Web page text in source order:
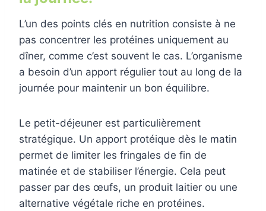
L’un des points clés en nutrition consiste à ne
pas concentrer les protéines uniquement au
dîner, comme c’est souvent le cas. L’organisme
a besoin d’un apport régulier tout au long de la
journée pour maintenir un bon équilibre.
Le petit-déjeuner est particulièrement
stratégique. Un apport protéique dès le matin
permet de limiter les fringales de fin de
matinée et de stabiliser l’énergie. Cela peut
passer par des œufs, un produit laitier ou une
alternative végétale riche en protéines.